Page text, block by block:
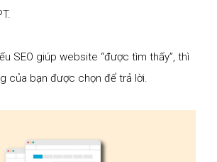
SEO giúp website “được tìm thấy”, thì
của bạn được chọn để trả lời.